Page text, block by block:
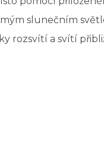
slunečním
rozsvítí a svítí